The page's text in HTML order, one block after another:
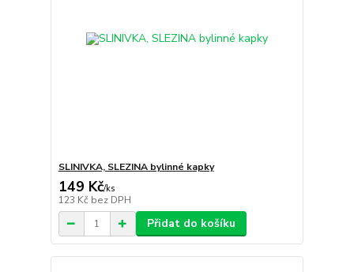
SLINIVKA, SLEZINA bylinné kapky
149 Kč/ks
123 Kč bez DPH
Přidat do košíku